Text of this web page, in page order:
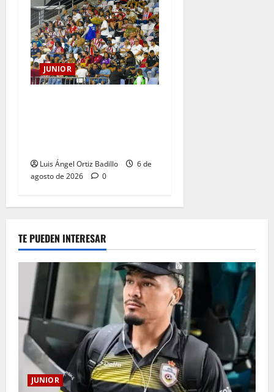
JUNIOR
Luis Ángel Ortiz Badillo
6 de
agosto de 2026
0
TE PUEDEN INTERESAR
JUNIOR